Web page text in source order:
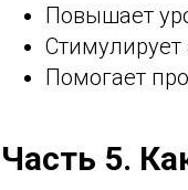
Повышает
Стимулирует
Помогает
Часть 5.